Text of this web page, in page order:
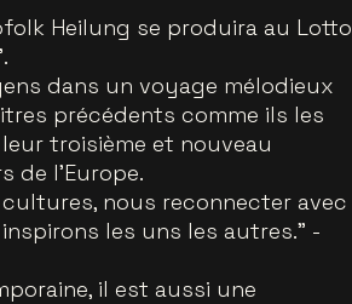
Heilung se produira au Lotto
dans un voyage mélodieux
précédents comme ils les
troisième et nouveau
de l'Europe.
nous reconnecter avec
les uns les autres." -
il est aussi une